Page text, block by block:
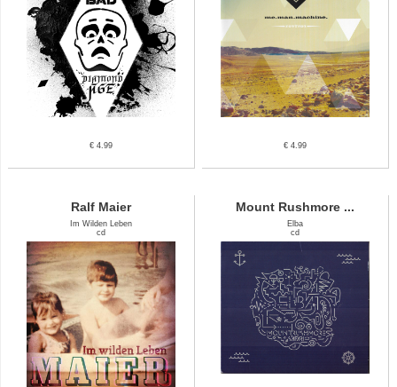
€ 4.99 € 4.99
Ralf Maier
Im Wilden Leben
cd
Mount Rushmore ...
Elba
cd